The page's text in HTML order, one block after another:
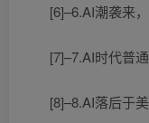
[6]–6.AI潮袭来
[7]–7.AI时代普
[8]–8.AI落后于